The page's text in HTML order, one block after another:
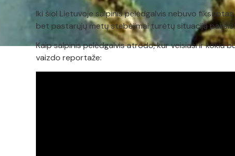
Iki šiol Lietuvoje salpinis pelėdgalvis nebuvo
bet pastarųjų metų stebėjimai turėtų situaciją
Kaip salpinis pelėdgalvis atrodo, kur veisiasi ir kokiu
vaizdo reportaže: